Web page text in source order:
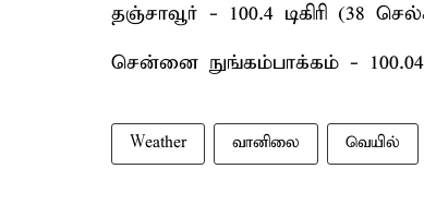
தஞ்சாவூர் - 100.4 டிகிரி (38
சென்னை நுங்கம்பாக்கம் - 100.04
Weather வானிலை வெயில்